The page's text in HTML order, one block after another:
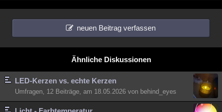
neuen Beitrag verfassen
Ähnliche Diskussionen
LED-Kerzen vs. echte Kerzen
Umfragen, 12 Beiträge, am 18.05.2026 von behind_eyes